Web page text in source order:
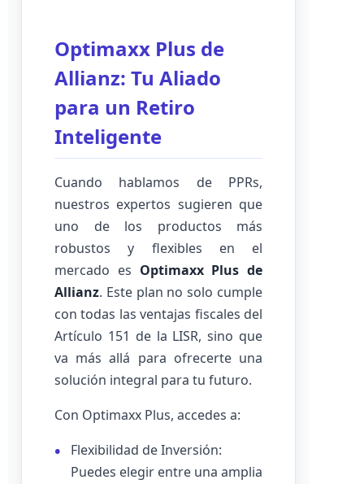
Optimaxx Plus de
Allianz: Tu Aliado
para un Retiro
Inteligente
Cuando hablamos de PPRs,
nuestros expertos sugieren que
uno de los productos más
robustos y flexibles en el
mercado es Optimaxx Plus de
Allianz. Este plan no solo cumple
con todas las ventajas fiscales del
Artículo 151 de la LISR, sino que
va más allá para ofrecerte una
solución integral para tu futuro.
Con Optimaxx Plus, accedes a:
Flexibilidad de Inversión:
Puedes elegir entre una amplia